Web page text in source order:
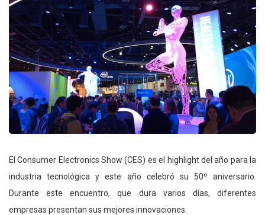
El Consumer Electronics Show (CES) es el highlight del año para la
industria tecnológica y este año celebró su 50º aniversario.
Durante este encuentro, que dura varios días, diferentes
empresas presentan sus mejores innovaciones.